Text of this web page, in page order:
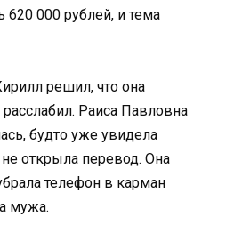
000 рублей, и тема
решил, что она
Раиса Павловна
будто уже увидела
открыла перевод. Она
телефон в карман
мужа.